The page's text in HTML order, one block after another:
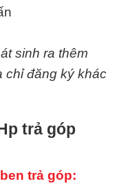
sinh ra thêm
chỉ đăng ký khác
trả góp
trả góp: